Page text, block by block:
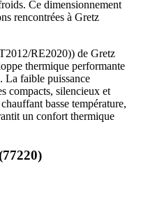
Ce dimensionnement
rencontrées à Gretz
RE2020)) de Gretz
thermique performante
La faible puissance
compacts, silencieux et
basse température,
un confort thermique
77220)